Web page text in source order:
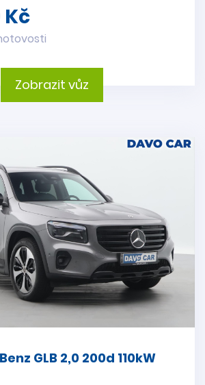
Kč
Zobrazit vůz
GLB 2,0 200d 110kW